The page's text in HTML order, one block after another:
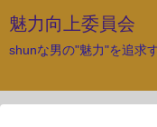
魅力向上委員会
shunな男の"魅力"を追求